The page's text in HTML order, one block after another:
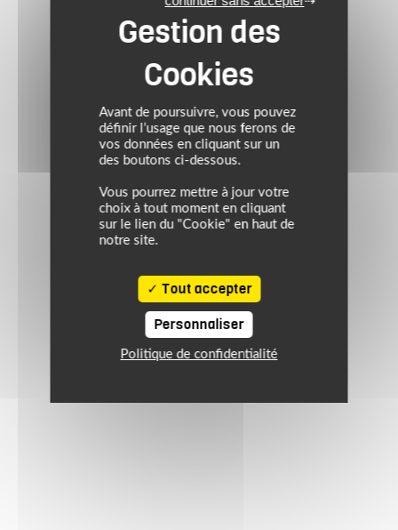
Avant de poursuivre, vous pouvez
définir l’usage que nous ferons de
vos données en cliquant sur un
des boutons ci-dessous.
Vous pourrez mettre à jour votre
choix à tout moment en cliquant
sur le lien du "Cookie" en haut de
notre site.
Tout accepter
Personnaliser
Politique de confidentialité